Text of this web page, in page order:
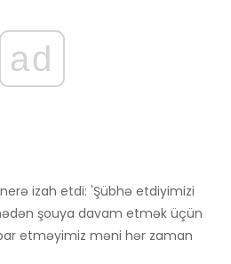
ad
izah etdi: 'Şübhə etdiyimizi
şouya davam etmək üçün
etməyimiz məni hər zaman